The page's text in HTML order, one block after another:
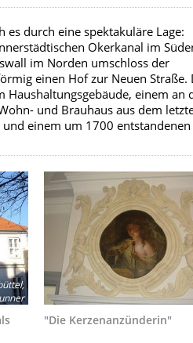
es durch eine spektakuläre Lage:
Okerkanal im
im Norden umschloss der
einen Hof zur Neuen Straße.
Haushaltungsgebäude, einem an
und Brauhaus aus dem
einem um 1700 entstandenen
"Die Kerzenanzünderin"